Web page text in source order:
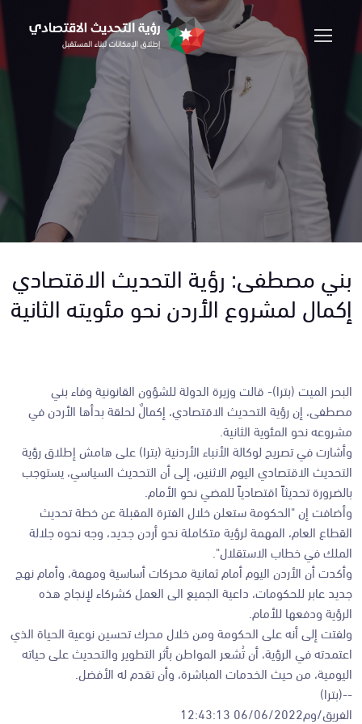
بني مصطفى: رؤية التحديث الاقتصادي
إكمال لمشروع الأردن نحو مئويته الثانية
البحر الميت (بترا)- قالت وزيرة الدولة للشؤون القانونية وفاء بني
مصطفى، إن رؤية التحديث الاقتصادي، إكمالٌ لحلقة بدأها الأردن في
مشروعه نحو المئوية الثانية.
وأشارت في تصريح لوكالة الأنباء الأردنية (بترا) على هامش إطلاق رؤية
التحديث الاقتصادي اليوم الاثنين، إلى أن التحديث السياسي، يستوجب
بالضرورة تحديثاً اقتصادياً للمضي نحو الأمام.
وأضافت إن "الحكومة ستعلن خلال الفترة المقبلة عن خطة تحديث
القطاع العام، المهمة لرؤية متكاملة نحو أردن جديد، وجه نحوه جلالة
الملك في خطاب الاستقلال".
وأكدت أن الأردن اليوم أمام ثمانية محركات أساسية ومهمة، وأمام نهج
جديد عابر للحكومات، داعية الجميع الى العمل كشركاء لإنجاح هذه
الرؤية ودفعها للأمام.
ولفتت إلى أنه على الحكومة ومن خلال محرك تحسين نوعية الحياة الذي
اعتمدته في الرؤية، أن تُشعر المواطن بأثر التطوير والتحديث على حياته
اليومية، من حيث الخدمات المباشرة، وأن تقدم له الأفضل.
--(بترا)
الفريق/وم06/06/2022 12:43:13